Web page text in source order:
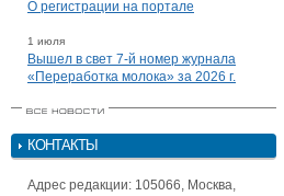
О регистрации на портале
1 июля
Вышел в свет 7-й номер журнала
«Переработка молока» за 2026 г.
КОНТАКТЫ
Адрес редакции: 105066, Москва,